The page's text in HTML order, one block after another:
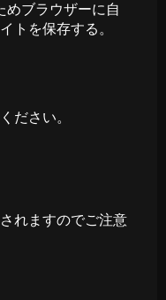
めブラウザーに自
トを保存する。
ださい。
れますのでご注意